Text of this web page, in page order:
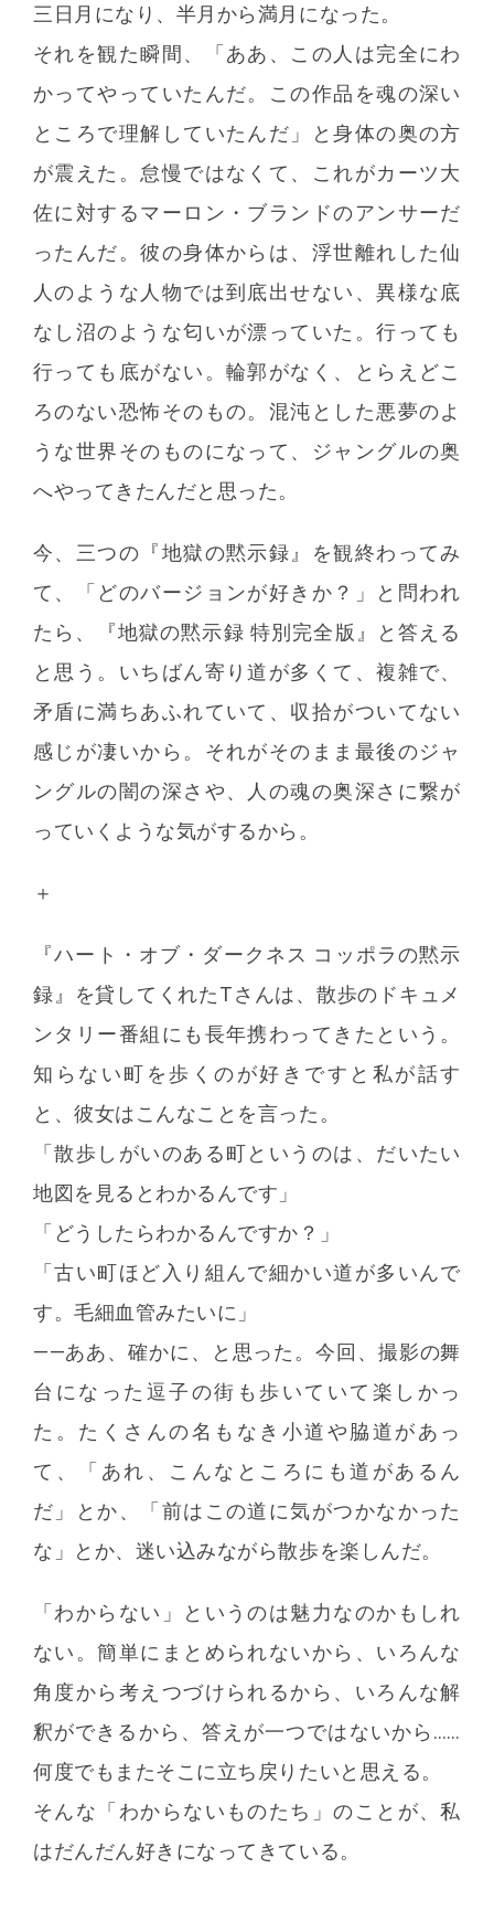
三日月になり、半月から満月になった。
それを観た瞬間、「ああ、この人は完全にわ
かってやっていたんだ。この作品を魂の深い
ところで理解していたんだ」と身体の奥の方
が震えた。怠慢ではなくて、これがカーツ大
佐に対するマーロン・ブランドのアンサーだ
ったんだ。彼の身体からは、浮世離れした仙
人のような人物では到底出せない、異様な底
なし沼のような匂いが漂っていた。行っても
行っても底がない。輪郭がなく、とらえどこ
ろのない恐怖そのもの。混沌とした悪夢のよ
うな世界そのものになって、ジャングルの奥
へやってきたんだと思った。
今、三つの『地獄の黙示録』を観終わってみ
て、「どのバージョンが好きか？」と問われ
たら、『地獄の黙示録 特別完全版』と答える
と思う。いちばん寄り道が多くて、複雑で、
矛盾に満ちあふれていて、収拾がついてない
感じが凄いから。それがそのまま最後のジャ
ングルの闇の深さや、人の魂の奥深さに繋が
っていくような気がするから。
＋
『ハート・オブ・ダークネス コッポラの黙示
録』を貸してくれたTさんは、散歩のドキュメ
ンタリー番組にも長年携わってきたという。
知らない町を歩くのが好きですと私が話す
と、彼女はこんなことを言った。
「散歩しがいのある町というのは、だいたい
地図を見るとわかるんです」
「どうしたらわかるんですか？」
「古い町ほど入り組んで細かい道が多いんで
す。毛細血管みたいに」
――ああ、確かに、と思った。今回、撮影の舞
台になった逗子の街も歩いていて楽しかっ
た。たくさんの名もなき小道や脇道があっ
て、「あれ、こんなところにも道があるん
だ」とか、「前はこの道に気がつかなかった
な」とか、迷い込みながら散歩を楽しんだ。
「わからない」というのは魅力なのかもしれ
ない。簡単にまとめられないから、いろんな
角度から考えつづけられるから、いろんな解
釈ができるから、答えが一つではないから……
何度でもまたそこに立ち戻りたいと思える。
そんな「わからないものたち」のことが、私
はだんだん好きになってきている。